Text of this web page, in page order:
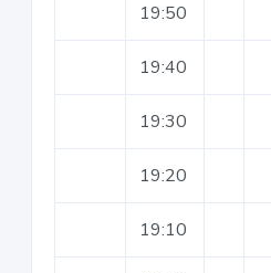
19:50
19:40
19:30
19:20
19:10